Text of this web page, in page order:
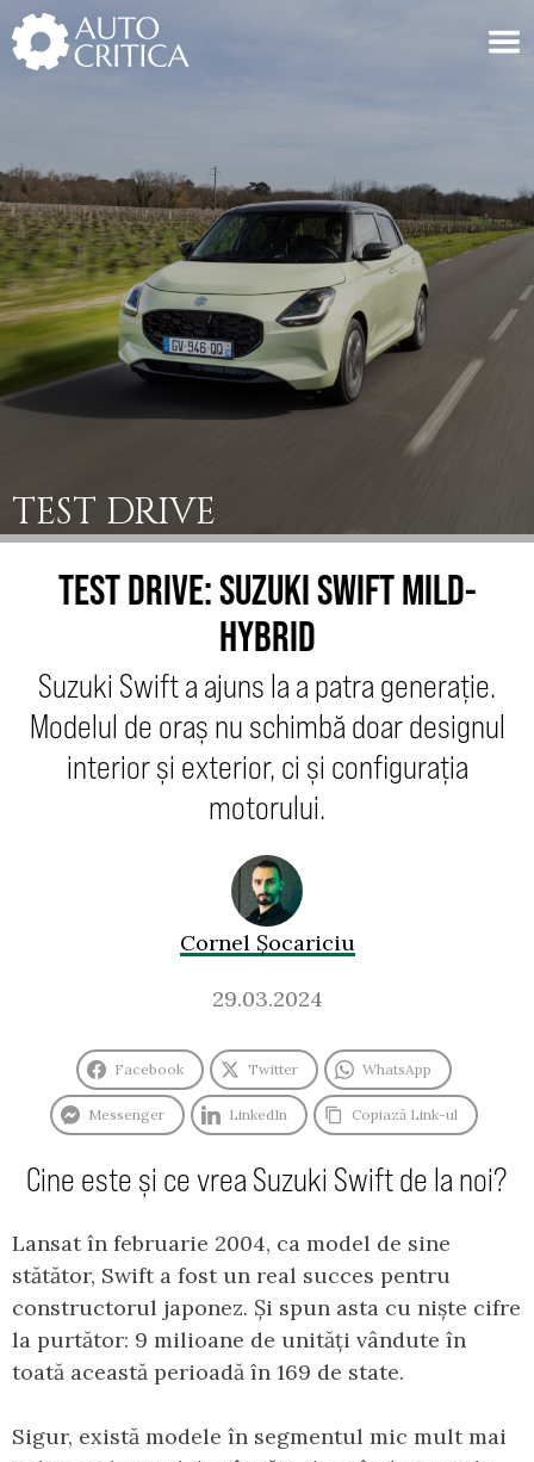
Skip
to
content
TEST DRIVE
TEST DRIVE: SUZUKI SWIFT MILD-
HYBRID
Suzuki Swift a ajuns la a patra generație.
Modelul de oraș nu schimbă doar designul
interior și exterior, ci și configurația
motorului.
Cornel Șocariciu
29.03.2024
Facebook Twitter WhatsApp
Messenger LinkedIn Copiază Link-ul
Cine este și ce vrea Suzuki Swift de la noi?
Lansat în februarie 2004, ca model de sine
stătător, Swift a fost un real succes pentru
constructorul japonez. Și spun asta cu niște cifre
la purtător: 9 milioane de unități vândute în
toată această perioadă în 169 de state.
Sigur, există modele în segmentul mic mult mai